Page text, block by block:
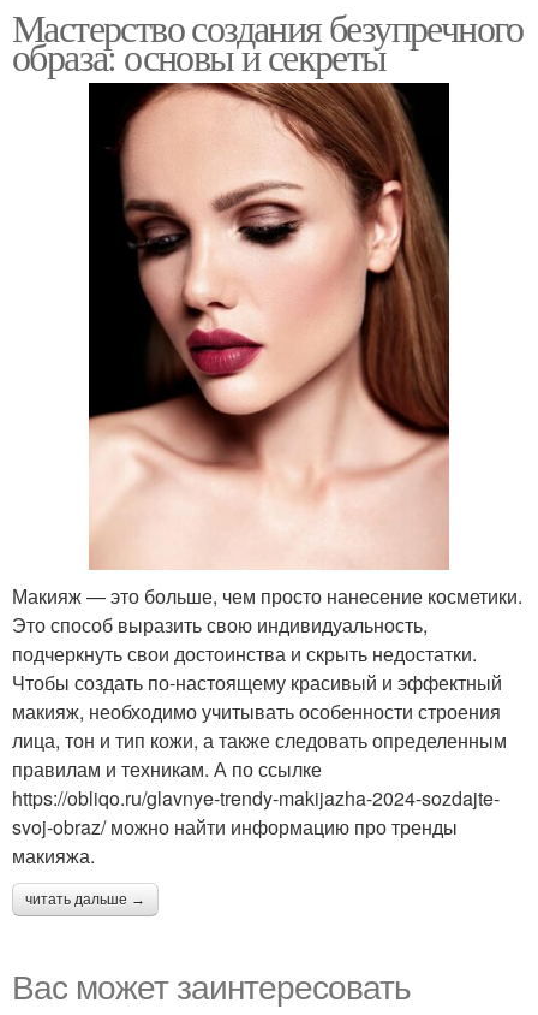
Мастерство создания безупречного
образа: основы и секреты
Макияж — это больше, чем просто нанесение косметики.
Это способ выразить свою индивидуальность,
подчеркнуть свои достоинства и скрыть недостатки.
Чтобы создать по-настоящему красивый и эффектный
макияж, необходимо учитывать особенности строения
лица, тон и тип кожи, а также следовать определенным
правилам и техникам. А по ссылке
https://obliqo.ru/glavnye-trendy-makijazha-2024-sozdajte-
svoj-obraz/ можно найти информацию про тренды
макияжа.
читать дальше →
Вас может заинтересовать